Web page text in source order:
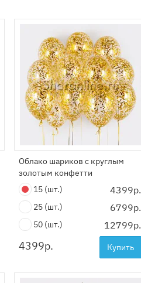
Облако шариков с круглым
золотым конфетти
15 (шт.) 4399р.
25 (шт.) 6799р.
50 (шт.) 12799р.
4399р. Купить